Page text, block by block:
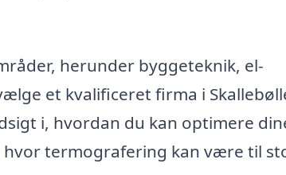
herunder byggeteknik, el-
et kvalificeret firma i
i, hvordan du kan optimere
hvor termografering kan være til